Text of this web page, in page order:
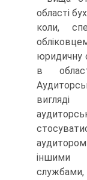
області
коли,
юридичну
в
іншими